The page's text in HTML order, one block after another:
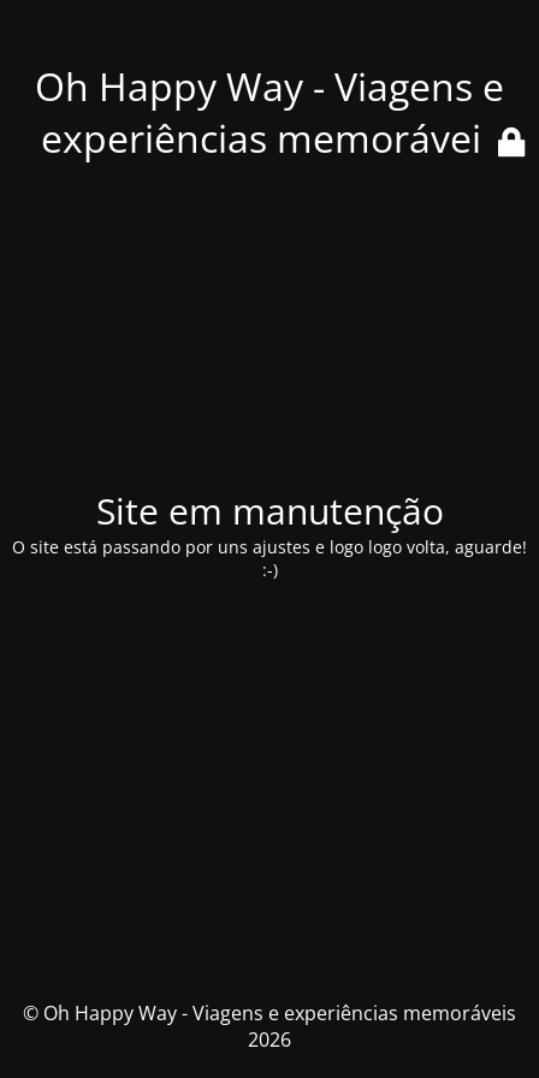
Oh Happy Way - Viagens e
experiências memoráveis
Site em manutenção
O site está passando por uns ajustes e logo logo volta, aguarde!
:-)
© Oh Happy Way - Viagens e experiências memoráveis
2026